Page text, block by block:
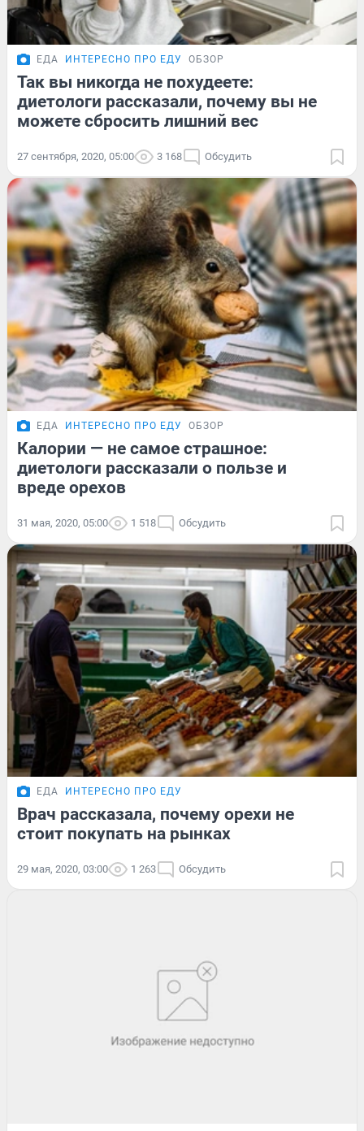
ЕДА ИНТЕРЕСНО ПРО ЕДУ ОБЗОР
Так вы никогда не похудеете:
диетологи рассказали, почему вы не
можете сбросить лишний вес
27 сентября, 2020, 05:00 3 168 Обсудить
ЕДА ИНТЕРЕСНО ПРО ЕДУ ОБЗОР
Калории — не самое страшное:
диетологи рассказали о пользе и
вреде орехов
31 мая, 2020, 05:00 1 518 Обсудить
ЕДА ИНТЕРЕСНО ПРО ЕДУ
Врач рассказала, почему орехи не
стоит покупать на рынках
29 мая, 2020, 03:00 1 263 Обсудить